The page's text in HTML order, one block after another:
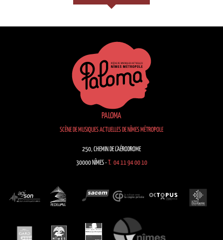
PALOMA
SCÈNE DE MUSIQUES ACTUELLES DE NÎMES MÉTROPOLE
250, CHEMIN DE L’AÉRODROME
30000 NÎMES -T. 04 11 94 00 10